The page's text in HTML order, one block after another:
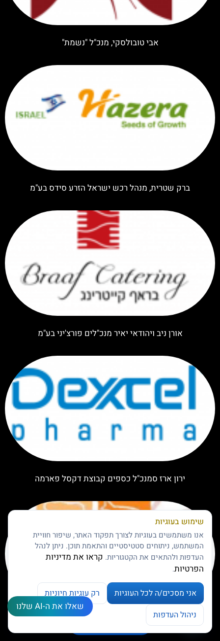
אבי טובולסקי, מנכ"ל "נשמת"
ברק שטרית, מנהל רכש ישראל הזרע סידס בע"מ
אורן ניב ויהודאי יאיר מנכ"לים פורצ'יני בע"מ
ירון ארז סמנכ"ל כספים קבוצת דקסל פארמה
טיב וטעים 2013 הסעדה בע"מ
שאלו את ה-AI שלנו
שימוש בעוגיות
אנו משתמשים בעוגיות לצורך תפקוד האתר, שיפור חוויית
המשתמש, ניתוחים סטטיסטיים והתאמת תוכן. ניתן לנהל
העדפות ולהתאים את הקטגוריות. קראו את מדיניות
הפרטיות.
אני מסכים/ה לכל העוגיות
רק עוגיות חיוניות
ניהול העדפות
צרו קשר
Open chaty